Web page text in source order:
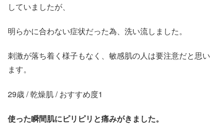
していましたが、
明らかに合わない症状だった為、洗い流しました。
刺激が落ち着く様子もなく、敏感肌の人は要注意だと思い
ます。
29歳 / 乾燥肌 / おすすめ度1
使った瞬間肌にピリピリと痛みがきました。